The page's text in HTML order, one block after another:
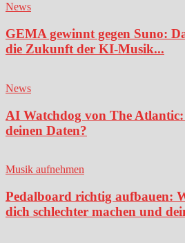
News
GEMA gewinnt gegen Suno:
die Zukunft der KI-Musik...
News
AI Watchdog von The
deinen Daten?
Musik aufnehmen
Pedalboard richtig aufbauen:
dich schlechter machen und